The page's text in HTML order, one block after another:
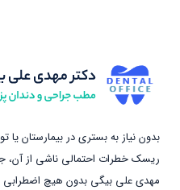
بدون نیاز به بستری در بیمارستان
ریسک خطرات احتمالی ناشی از آن،
مهدی علی بیگی بدون هیچ اضطرابی